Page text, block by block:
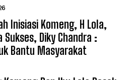
Inisiasi Komeng, H Lola,
Sukses, Diky Chandra :
Bantu Masyarakat